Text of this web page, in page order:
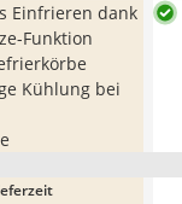
Einfrieren dank
Funktion
Kühlung bei